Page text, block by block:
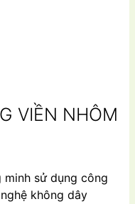
VIỀN NHÔM
sử dụng công
không dây